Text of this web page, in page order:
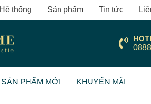
Hệ thống Sản phẩm Tin tức
SẢN PHẨM MỚI KHUYẾN MÃI